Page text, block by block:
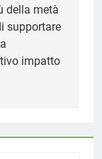
della metà
supportare
impatto